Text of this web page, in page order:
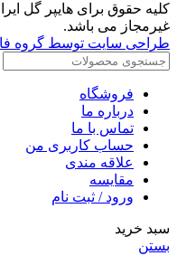
کلیه حقوق برای هایپر گل
غیرمجاز می باشد.
طراحی سایت توسط گروه
فروشگاه
درباره ما
تماس با ما
حساب کاربری من
علاقه مندی
مقايسه
ورود / ثبت نام
سبد خرید
بستن